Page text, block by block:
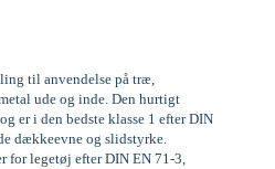
til anvendelse på træ,
ude og inde. Den hurtigt
er i den bedste klasse 1 efter DIN
dækkeevne og slidstyrke.
for legetøj efter DIN EN 71-3,